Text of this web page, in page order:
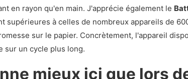
en rayon qu'en main. J'apprécie également le
supérieures à celles de nombreux appareils de
sur le papier. Concrètement, l'appareil
sur un cycle plus long.
mieux ici que lors